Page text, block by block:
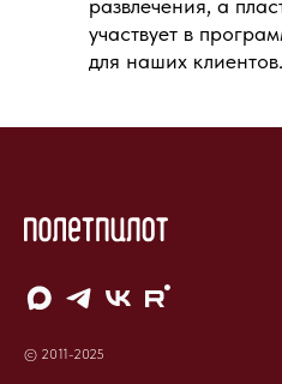
развлечения, а
участвует в
для наших клиентов.
© 2011-2025